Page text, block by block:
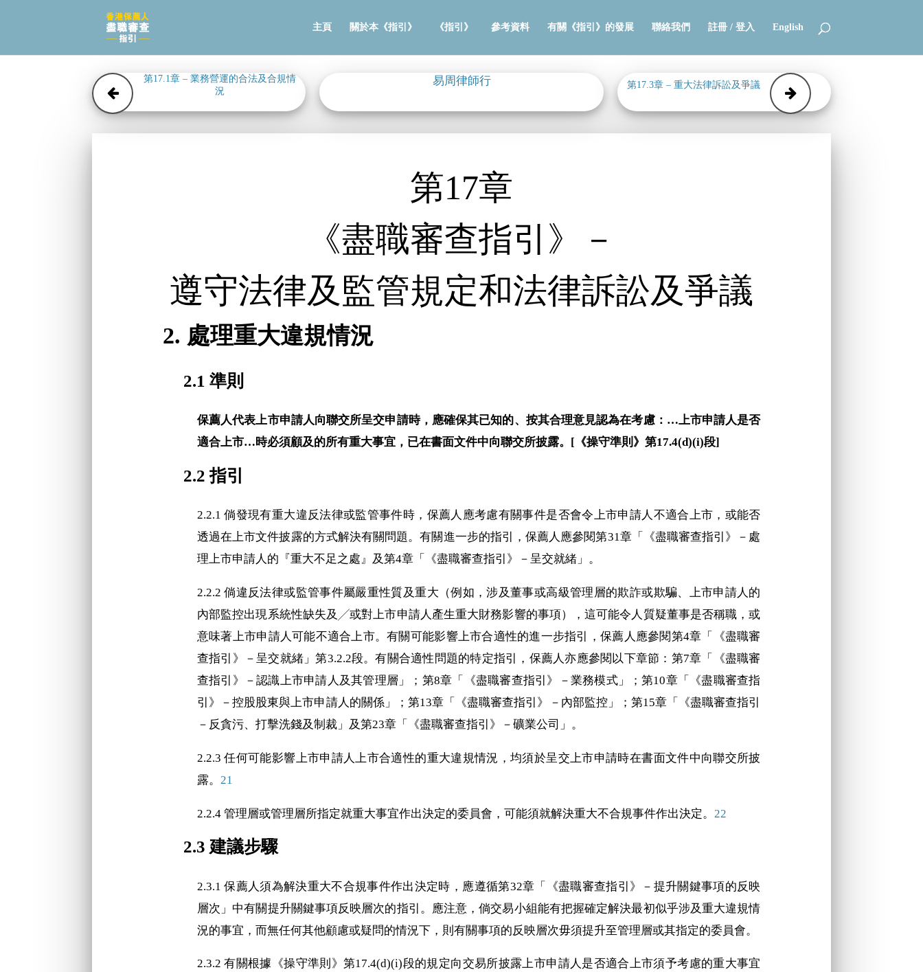
主頁 關於本《指引》 《指引》 參考資料 有關《指引》的發展 聯絡我們 註冊 / 登入 English
第17.1章 – 業務營運的合法及合規情
況
易周律師行 第17.3章 – 重大法律訴訟及爭議
第17章
《盡職審查指引》－
遵守法律及監管規定和法律訴訟及爭議
2. 處理重大違規情況
2.1 準則
保薦人代表上市申請人向聯交所呈交申請時，應確保其已知的、按其合理意見認為在考慮：…上市申請人是否
適合上市…時必須顧及的所有重大事宜，已在書面文件中向聯交所披露。[《操守準則》第17.4(d)(i)段]
2.2 指引
2.2.1 倘發現有重大違反法律或監管事件時，保薦人應考慮有關事件是否會令上市申請人不適合上市，或能否
透過在上市文件披露的方式解決有關問題。有關進一步的指引，保薦人應參閱第31章「《盡職審查指引》－處
理上市申請人的『重大不足之處』及第4章「《盡職審查指引》－呈交就緒」。
2.2.2 倘違反法律或監管事件屬嚴重性質及重大（例如，涉及董事或高級管理層的欺詐或欺騙、上市申請人的
內部監控出現系統性缺失及╱或對上市申請人產生重大財務影響的事項），這可能令人質疑董事是否稱職，或
意味著上市申請人可能不適合上市。有關可能影響上市合適性的進一步指引，保薦人應參閱第4章「《盡職審
查指引》－呈交就緒」第3.2.2段。有關合適性問題的特定指引，保薦人亦應參閱以下章節：第7章「《盡職審
查指引》－認識上市申請人及其管理層」；第8章「《盡職審查指引》－業務模式」；第10章「《盡職審查指
引》－控股股東與上市申請人的關係」；第13章「《盡職審查指引》－內部監控」；第15章「《盡職審查指引
－反貪污、打擊洗錢及制裁」及第23章「《盡職審查指引》－礦業公司」。
2.2.3 任何可能影響上市申請人上市合適性的重大違規情況，均須於呈交上市申請時在書面文件中向聯交所披
露。 21
2.2.4 管理層或管理層所指定就重大事宜作出決定的委員會，可能須就解決重大不合規事件作出決定。 22
2.3 建議步驟
2.3.1 保薦人須為解決重大不合規事件作出決定時，應遵循第32章「《盡職審查指引》－提升關鍵事項的反映
層次」中有關提升關鍵事項反映層次的指引。應注意，倘交易小組能有把握確定解決最初似乎涉及重大違規情
況的事宜，而無任何其他顧慮或疑問的情況下，則有關事項的反映層次毋須提升至管理層或其指定的委員會。
2.3.2 有關根據《操守準則》第17.4(d)(i)段的規定向交易所披露上市申請人是否適合上市須予考慮的重大事宜